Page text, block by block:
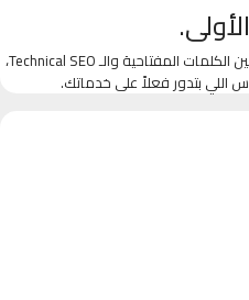
بنخلي جوجل يحب موقعك! من خلال تحسين الكلمات المفتاحية والـ Technical SEO،
اللي بتدور فعلاً على خدماتك.